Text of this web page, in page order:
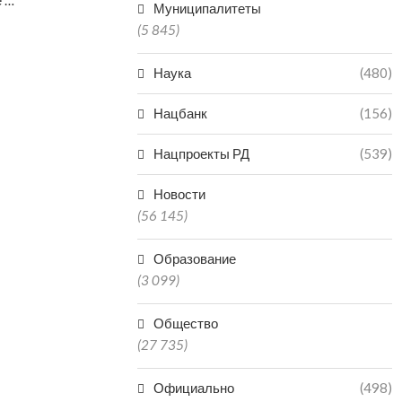
Муниципалитеты
(5 845)
Наука (480)
Нацбанк (156)
Нацпроекты РД (539)
Новости
(56 145)
Образование
(3 099)
Общество
(27 735)
Официально (498)